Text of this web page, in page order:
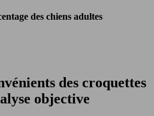
des chiens adultes
des croquettes
objective